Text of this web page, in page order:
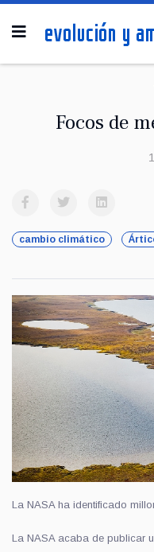
Focos de
cambio climático
La NASA ha identificado
La NASA acaba de publicar